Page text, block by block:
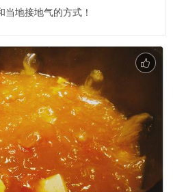
地接地气的方式！